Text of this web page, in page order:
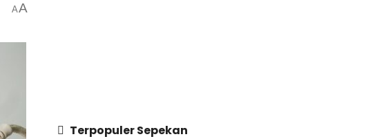
AA
Terpopuler Sepekan